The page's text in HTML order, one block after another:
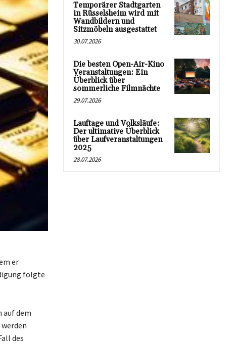
er
folgte
auf dem
des
Temporärer Stadtgarten
in Rüsselsheim wird mit
Wandbildern und
Sitzmöbeln ausgestattet
30.07.2026
Die besten Open-Air-Kino
Veranstaltungen: Ein
Überblick über
sommerliche Filmnächte
29.07.2026
Lauftage und Volksläufe:
Der ultimative Überblick
über Laufveranstaltungen
2025
28.07.2026